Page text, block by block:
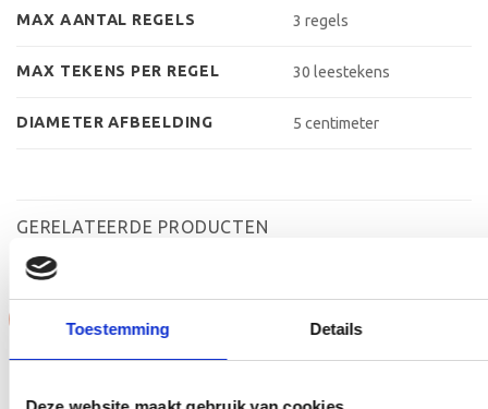
Toestemming Details
MAX AANTAL REGELS 3 regels
MAX TEKENS PER REGEL 30 leestekens
DIAMETER AFBEELDING 5 centimeter
GERELATEERDE PRODUCTEN